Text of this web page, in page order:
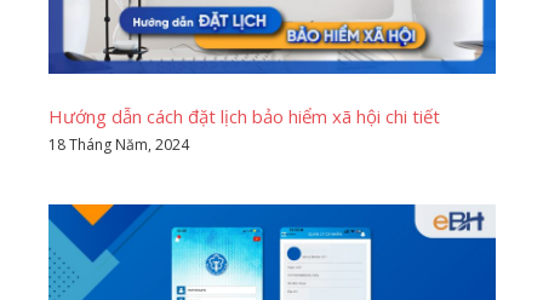
Hướng dẫn cách đặt lịch bảo hiểm xã hội chi tiết
18 Tháng Năm, 2024